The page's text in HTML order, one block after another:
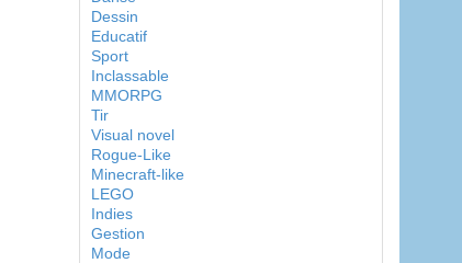
Dessin
Educatif
Sport
Inclassable
MMORPG
Tir
Visual novel
Rogue-Like
Minecraft-like
LEGO
Indies
Gestion
Mode